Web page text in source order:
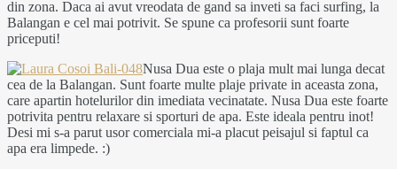
din zona. Daca ai avut vreodata de gand sa inveti sa faci surfing, la
Balangan e cel mai potrivit. Se spune ca profesorii sunt foarte
priceputi!
Nusa Dua este o plaja mult mai lunga decat
cea de la Balangan. Sunt foarte multe plaje private in aceasta zona,
care apartin hotelurilor din imediata vecinatate. Nusa Dua este foarte
potrivita pentru relaxare si sporturi de apa. Este ideala pentru inot!
Desi mi s-a parut usor comerciala mi-a placut peisajul si faptul ca
apa era limpede. :)